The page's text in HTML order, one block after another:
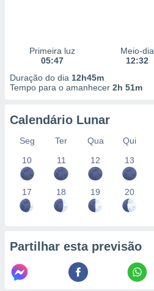
Primeira luz
05:47
Meio-dia
12:32
Duração do dia 12h45m
Tempo para o amanhecer 2h 51m
Calendário Lunar
Seg Ter Qua Qui
10
11 12 13
17 18 19 20
Partilhar esta previsão